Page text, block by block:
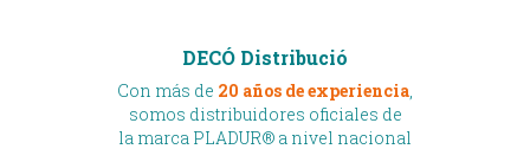
DECÓ Distribució
Con más de 20 años de experiencia,
somos distribuidores oficiales de
la marca PLADUR® a nivel nacional